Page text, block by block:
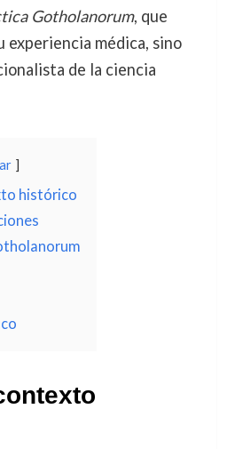
Gotholanorum, que
experiencia médica, sino
de la ciencia
histórico